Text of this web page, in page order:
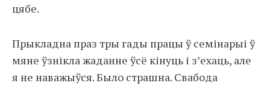
цябе.
Прыкладна праз тры гады працы ў семінарыі ў
мяне ўзнікла жаданне ўсё кінуць і з’ехаць, але
я не наважыўся. Было страшна. Свабода